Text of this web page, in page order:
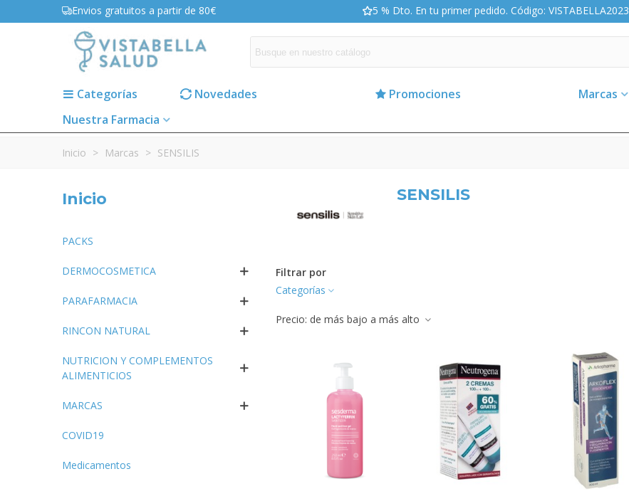
Envios gratuitos a partir de 80€ 5 % Dto. En tu primer pedido. Código: VISTABELLA2023
Categorías Novedades Promociones
Marcas
Nuestra Farmacia
Inicio > Marcas > SENSILIS
Inicio
PACKS
DERMOCOSMETICA
PARAFARMACIA
RINCON NATURAL
NUTRICION Y COMPLEMENTOS
ALIMENTICIOS
MARCAS
COVID19
Medicamentos
SENSILIS
Filtrar por
Categorías
Precio: de más bajo a más alto